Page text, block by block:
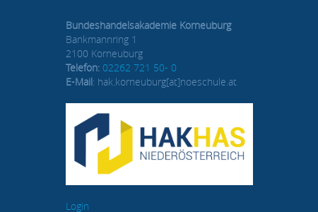
Bundeshandelsakademie Korneuburg
Bankmannring 1
2100 Korneuburg
Telefon: 02262 721 50- 0
E-Mail: hak.korneuburg[at]noeschule.at
Login